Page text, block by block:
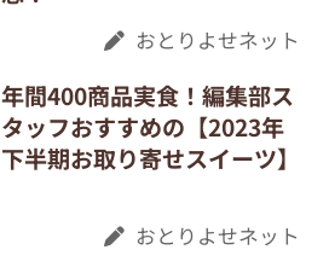
おとりよせネット
年間400商品実食！編集部ス
タッフおすすめの【2023年
下半期お取り寄せスイーツ】
おとりよせネット